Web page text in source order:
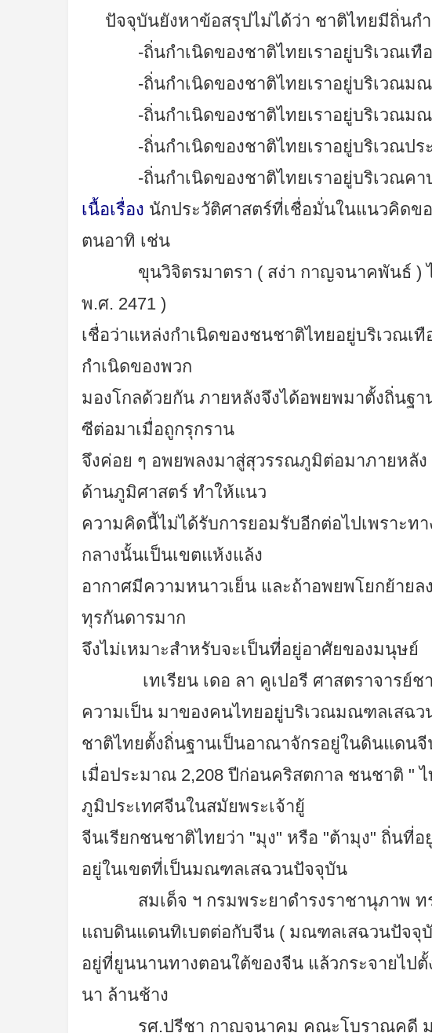
ปัจจุบันยังหาข้อสรุปไม่ได้ว่า ชาติไทยมีถิ่นกำ
-ถิ่นกำเนิดของชาติไทยเราอยู่บริเวณเทือก
-ถิ่นกำเนิดของชาติไทยเราอยู่บริเวณมณ
-ถิ่นกำเนิดของชาติไทยเราอยู่บริเวณมณ
-ถิ่นกำเนิดของชาติไทยเราอยู่บริเวณประ
-ถิ่นกำเนิดของชาติไทยเราอยู่บริเวณคา
เนื้อเรื่อง นักประวัติศาสตร์ที่เชื่อมั่นในแนวคิด
ตนอาทิ เช่น
ขุนวิจิตรมาตรา ( สง่า กาญจนาคพันธ์ ) ไ
พ.ศ. 2471 )
เชื่อว่าแหล่งกำเนิดของชนชาติไทยอยู่บริเวณเทื
กำเนิดของพวก
มองโกลด้วยกัน ภายหลังจึงได้อพยพมาตั้งถิ่นฐ
ซีต่อมาเมื่อถูกรุกราน
จึงค่อย ๆ อพยพลงมาสู่สุวรรณภูมิต่อมาภายหลั
ด้านภูมิศาสตร์ ทำให้แนว
ความคิดนี้ไม่ได้รับการยอมรับอีกต่อไปเพราะทา
กลางนั้นเป็นเขตแห้งแล้ง
อากาศมีความหนาวเย็น และถ้าอพยพโยกย้าย
ทุรกันดารมาก
จึงไม่เหมาะสำหรับจะเป็นที่อยู่อาศัยของมนุษย์
เทเรียน เดอ ลา คูเปอรี ศาสตราจารย์ชา
ความเป็น มาของคนไทยอยู่บริเวณมณฑลเสฉว
ชาติไทยตั้งถิ่นฐานเป็นอาณาจักรอยู่ในดินแดน
เมื่อประมาณ 2,208 ปีก่อนคริสตกาล ชนชาติ " ไ
ภูมิประเทศจีนในสมัยพระเจ้ายู้
จีนเรียกชนชาติไทยว่า "มุง" หรือ "ต้ามุง" ถิ่นที่
อยู่ในเขตที่เป็นมณฑลเสฉวนปัจจุบัน
สมเด็จ ฯ กรมพระยาดำรงราชานุภาพ ทร
แถบดินแดนทิเบตต่อกับจีน ( มณฑลเสฉวนปัจจุ
อยู่ที่ยูนนานทางตอนใต้ของจีน แล้วกระจายไป
นา ล้านช้าง
รศ.ปรีชา กาญจนาคม คณะโบราณคดี มห